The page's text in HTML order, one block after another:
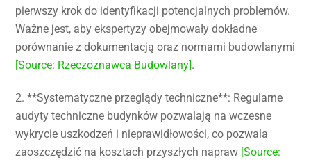
pierwszy krok do identyfikacji potencjalnych problemów.
Ważne jest, aby ekspertyzy obejmowały dokładne
porównanie z dokumentacją oraz normami budowlanymi
[Source: Rzeczoznawca Budowlany].
2. **Systematyczne przeglądy techniczne**: Regularne
audyty techniczne budynków pozwalają na wczesne
wykrycie uszkodzeń i nieprawidłowości, co pozwala
zaoszczędzić na kosztach przyszłych napraw [Source: